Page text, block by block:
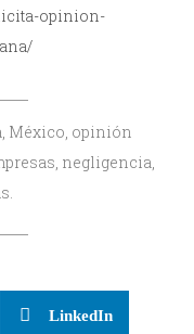
opinion-
México, opinión
negligencia,
LinkedIn